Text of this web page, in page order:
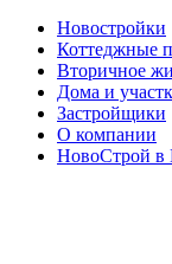
Новостройки
Коттеджные
Вторичное
Дома и
Застройщики
О компании
НовоСтрой в